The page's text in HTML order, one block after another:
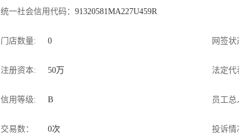
统一社会信用代码： 91320581MA227U459R
门店数量: 0 网签状
注册资本: 50万 法定代
信用等级: B 员工总
交易数： 0次 投诉情